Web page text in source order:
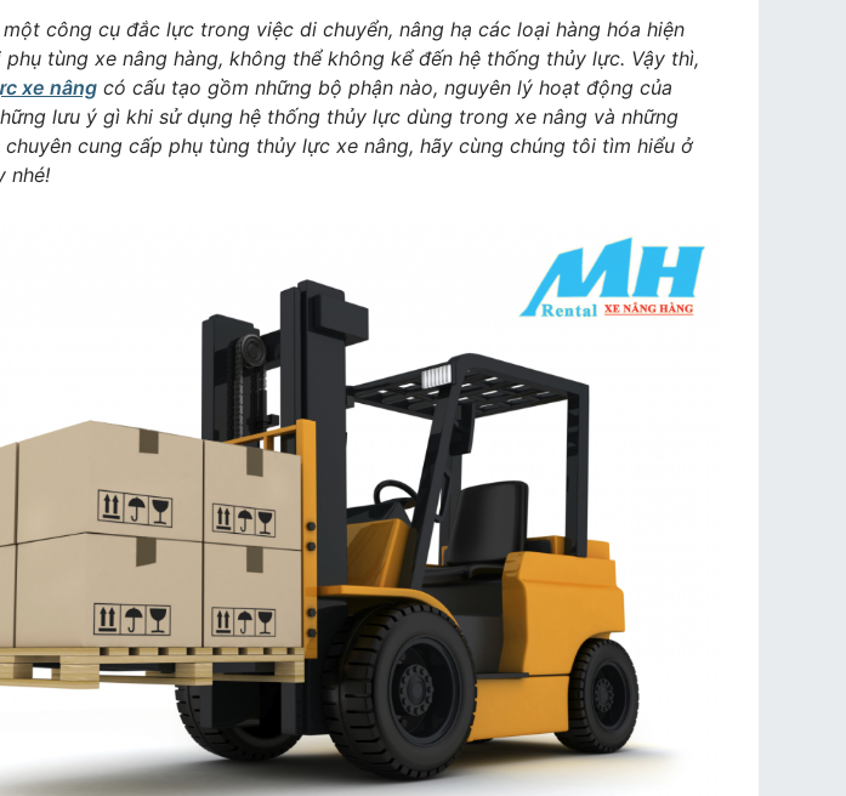
một công cụ đắc lực trong việc di chuyển, nâng hạ các loại hàng hóa hiện
phụ tùng xe nâng hàng, không thể không kể đến hệ thống thủy lực. Vậy thì,
xe nâng có cấu tạo gồm những bộ phận nào, nguyên lý hoạt động của
lưu ý gì khi sử dụng hệ thống thủy lực dùng trong xe nâng và những
cung cấp phụ tùng thủy lực xe nâng, hãy cùng chúng tôi tìm hiểu ở
nhé!